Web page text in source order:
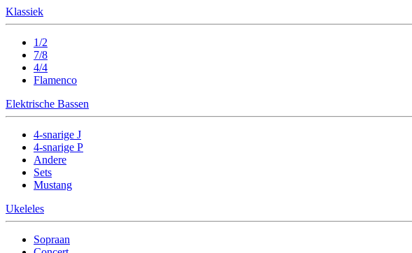
Klassiek
1/2
7/8
4/4
Flamenco
Elektrische Bassen
4-snarige J
4-snarige P
Andere
Sets
Mustang
Ukeleles
Sopraan